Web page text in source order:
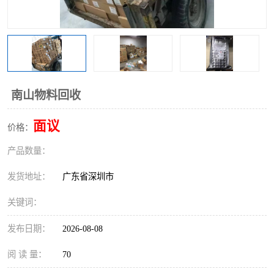
南山物料回收
价格： 面议
产品数量：
发货地址： 广东省深圳市
关键词：
发布日期： 2026-08-08
阅 读 量： 70